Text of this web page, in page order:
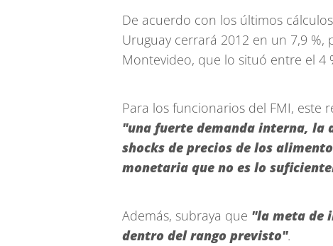
De acuerdo con los últimos
Uruguay cerrará 2012 en un 7,9
Montevideo, que lo situó entre el 4
Para los funcionarios del FMI, este
"una fuerte demanda interna, la
shocks de precios de los
monetaria que no es lo
Además, subraya que "la meta de
dentro del rango previsto".